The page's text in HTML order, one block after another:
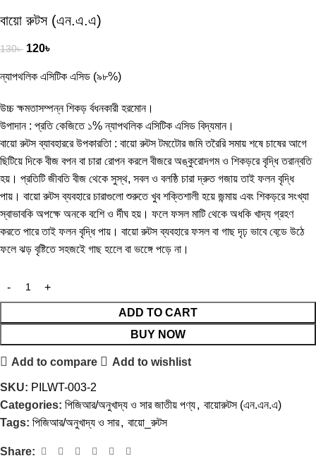
বায়ো রুটস (এন.এ.এ)
130৳ 120৳
ন্যাপথলিক এসিটিক এসিড (৯৮%)
উচ্চ ক্ষমতাসম্পন্ন শিকড় র্বধনকারী হরমোন।
উপাদান : প্রতি কেজিতে ১% ন্যাপথলিক এসিটিক এসিড বিদ্যমান।
বায়ো রুটস ব্যাবহাররে উপকারতিা : বায়ো রুটস টমটেোর জমি তরৈরি সমায় শষে চাষের আগে
ছিটিয়ে দিকে বীজ বপন বা চারা রোপন করলে বীজরে অঙ্কুরোদগম ও শিকড়রে বৃদ্ধি তরান্বতি
হয়। প্রতিটি জীবতি বীজ থেকে সুস্থ, সবল ও বলষ্ঠি চারা দ্রুত গজায় তাই ফলন বৃদ্ধি
পায়। বায়ো রুটস ব্যবহারে চারাগুলো শুরুতে খুব শক্তিশালী হয়ে জন্মায় এবং শিকড়রে সংখ্যা
স্বাভাবকি অপক্ষে অনকে বশেি ও র্দীঘ হয়। ফলে ফসল মাটি থেকে অধকি খাদ্য গ্রহণ
করতে পারে তাই ফলন বৃদ্ধি পায়। বায়ো রুটস ব্যবহারে ফসল বা গাছ দৃঢ় ভাবে বেডে় উঠে
ফলে ঝড় বৃষ্টিতে সহজইে গাছ হলেে বা ভঙ্গেে পড়ে না।
ADD TO CART
BUY NOW
Add to compare Add to wishlist
SKU: PILWT-003-2
Categories: পিজিআর/অনুখাদ্য ও সার জাতীয় পণ্য, বায়োরুটস (এন.এন.এ)
Tags: পিজিআর/অনুখাদ্য ও সার, বায়ো_রুটস
Share: